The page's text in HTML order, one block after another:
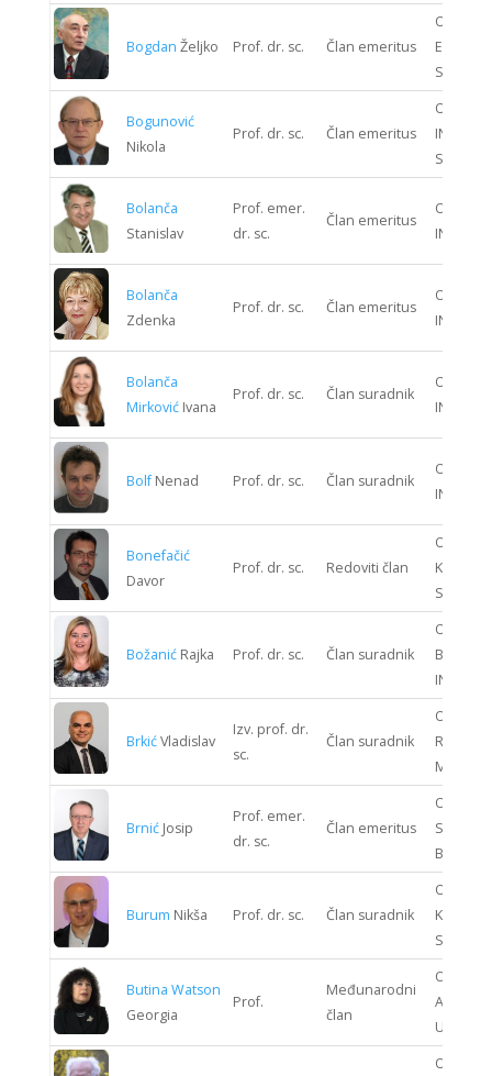
Bogdan Željko Prof. dr. sc. Član emeritus
ODJEL
Bogunović
Nikola
Prof. dr. sc. Član emeritus
ODJEL
Bolanča
Stanislav
Prof. emer.
dr. sc.
Član emeritus
ODJEL
Bolanča
Zdenka
Prof. dr. sc. Član emeritus
ODJEL
Bolanča
Mirković Ivana
Prof. dr. sc. Član suradnik
ODJEL
BolfNenad Prof. dr. sc. Član suradnik
ODJEL
Bonefačić
Davor
Prof. dr. sc. Redoviti član
ODJEL
Božanić Rajka Prof. dr. sc. Član suradnik
ODJEL
BrkićVladislav
Izv. prof. dr.
sc.
Član suradnik
ODJEL
Brnić Josip
Prof. emer.
dr. sc.
Član emeritus
ODJEL
Burum Nikša Prof. dr. sc. Član suradnik
ODJEL
Butina Watson
Georgia
Prof.
Međunarodni
član
ODJEL
ODJEL